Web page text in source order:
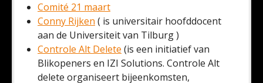
Comité 21 maart
Conny Rijken ( is universitair hoofddocent
aan de Universiteit van Tilburg )
Controle Alt Delete (is een initiatief van
Blikopeners en IZI Solutions. Controle Alt
delete organiseert bijeenkomsten,